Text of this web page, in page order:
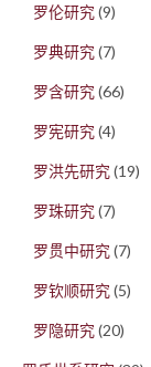
罗伦研究(9)
罗典研究(7)
罗含研究(66)
罗宪研究(4)
罗洪先研究(19)
罗珠研究(7)
罗贯中研究(7)
罗钦顺研究(5)
罗隐研究(20)